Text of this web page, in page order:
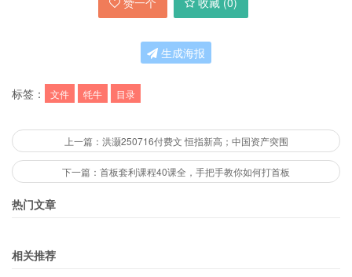
生成海报
标签： 文件 牦牛 目录
上一篇：洪灏250716付费文 恒指新高；中国资产突围
下一篇：首板套利课程40课全，手把手教你如何打首板
热门文章
相关推荐